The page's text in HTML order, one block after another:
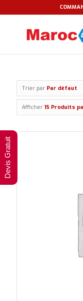
Trier par Par défaut
Afficher 15 Produits
Devis Gratuit